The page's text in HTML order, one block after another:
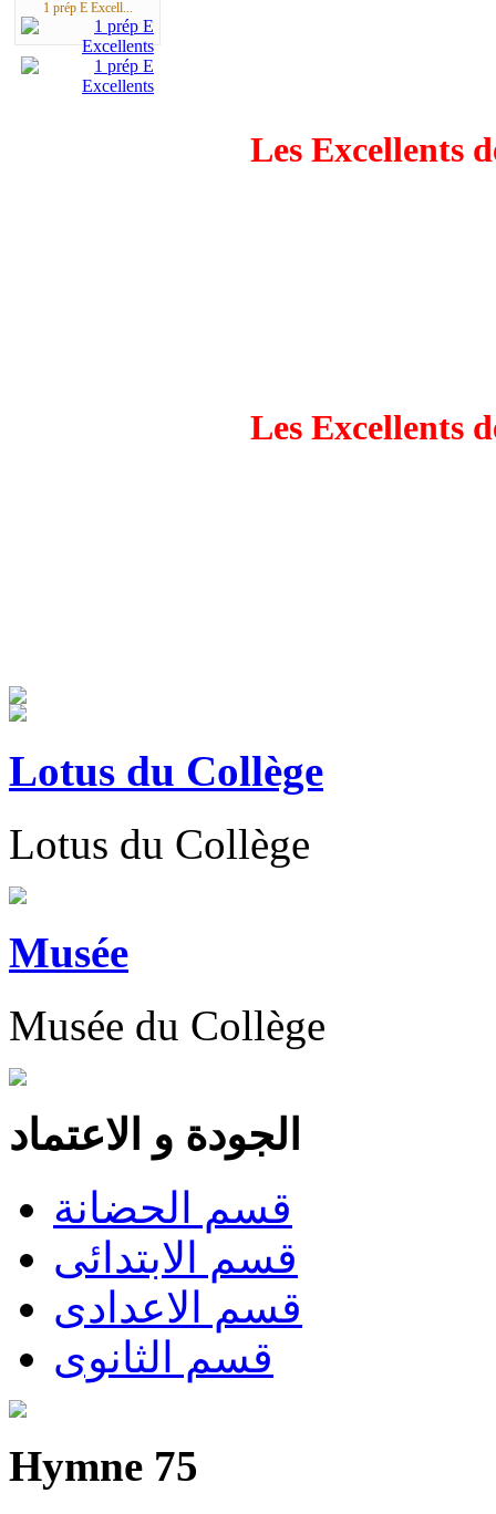
1 prép E Excell...
Les Excellents
Les Excellents
Lotus du Collège
Lotus du Collège
Musée
Musée du Collège
الجودة و الاعتماد
قسم الحضانة
قسم الابتدائى
قسم الاعدادى
قسم الثانوى
Hymne 75